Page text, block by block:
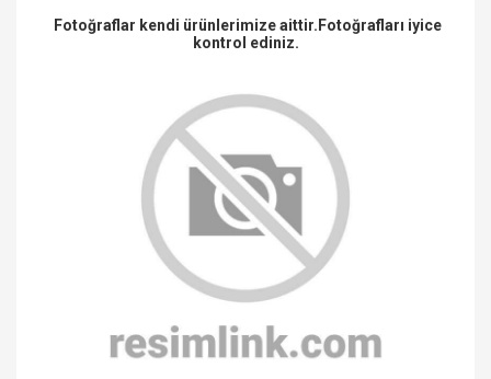
Fotoğraflar kendi ürünlerimize aittir.Fotoğrafları iyice
kontrol ediniz.